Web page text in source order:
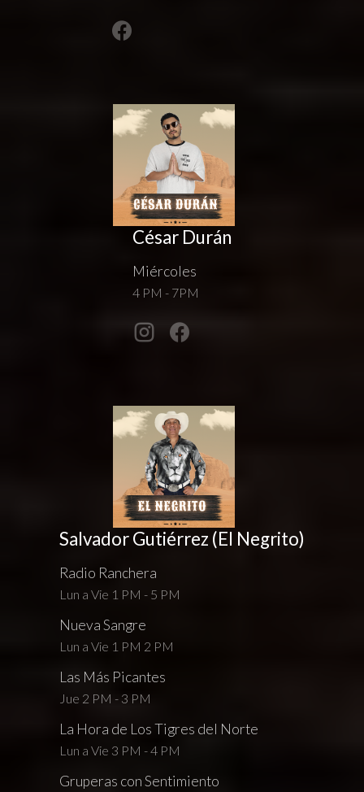
César Durán
Miércoles
4 PM - 7PM
Salvador Gutiérrez (El Negrito)
Radio Ranchera
Lun a Vie 1 PM - 5 PM
Nueva Sangre
Lun a Vie 1 PM 2 PM
Las Más Picantes
Jue 2 PM - 3 PM
La Hora de Los Tigres del Norte
Lun a Vie 3 PM - 4 PM
Gruperas con Sentimiento